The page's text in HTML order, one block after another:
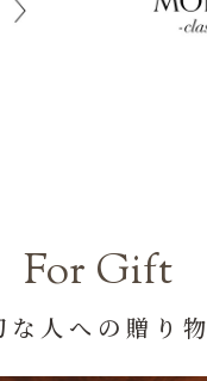
For Gift
な人への贈り